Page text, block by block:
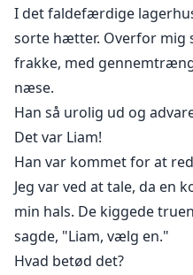
I det faldefærdige
sorte hætter. Overfor mig
frakke, med
næse.
Han så urolig ud og
Det var Liam!
Han var kommet for at
Jeg var ved at tale, da en
min hals. De kiggede
sagde, "Liam, vælg en."
Hvad betød det?